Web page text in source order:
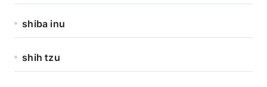
shiba inu
shih tzu